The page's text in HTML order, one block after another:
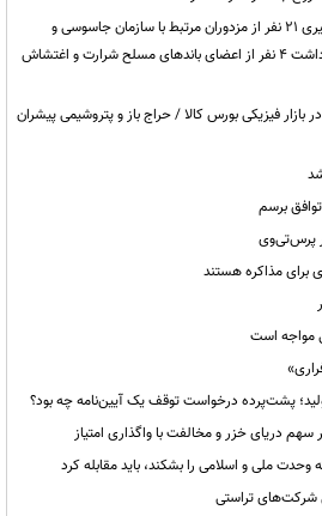
وزارت اطلاعات: شناسایی و دستگیری ۲۱ نفر از مزدوران مرتبط با سازمان جاسوسی و
تروریستی رژیم صهیونیستی و بازداشت ۴ نفر از اعضای باندهای مسلح شرارت و اغتشاش
هزار تن کالا در بازار فیزیکی بورس کالا / حراج باز و پتروشیمی پیشران
برسم
پرس‌تی‌وی
برای مذاکره هستند
مواجه است
پشت‌پرده درخواست توقف یک آیین‌نامه چه بود؟
سهم دریای خزر و مخالفت با واگذاری امتیاز
ملی و اسلامی را بشکند، باید مقابله کرد